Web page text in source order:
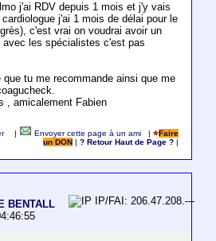
j'ai RDV depuis 1 mois et j'y vais
j'ai 1 mois de délai pour le
c'est vrai on voudrai avoir un
avec les spécialistes c'est pas
tu me recommande ainsi que me
, amicalement Fabien
Envoyer cette page à un ami |
Faire
un DON
|? Retour Haut de Page ?
BENTALL
IP/FAI: 206.47.208.---